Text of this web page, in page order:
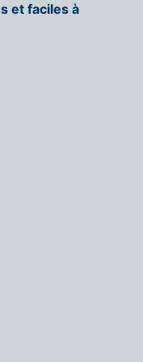
et faciles à